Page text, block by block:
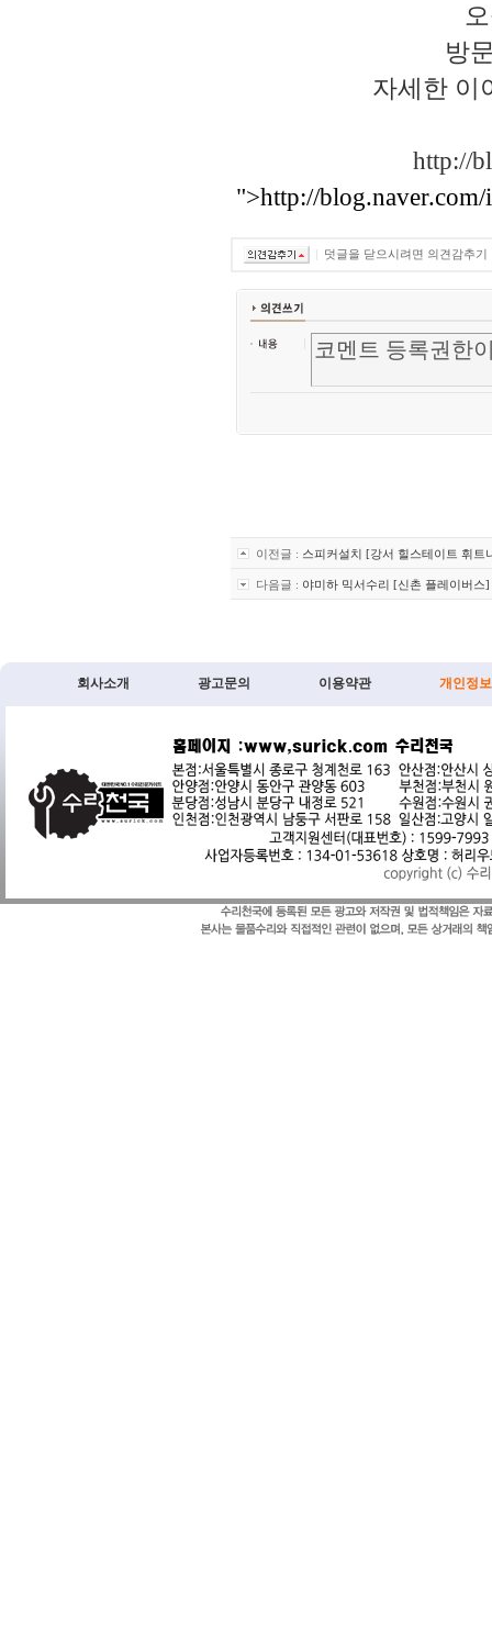
방
자세한 이
http://
">http://
덧글을 닫으시려면 의견감추기
이전글 : 스피커설치 [강서 힐스테이트 휘트
다음글 : 야미하 믹서수리 [신촌 플레이버스]
회사소개 광고문의 이용약관 개인정